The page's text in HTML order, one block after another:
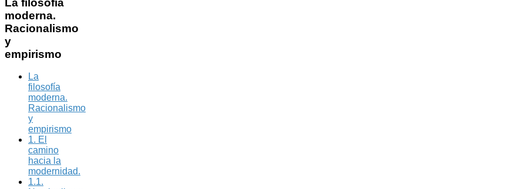
moderna.
Racionalismo
y
empirismo
La
filosofía
moderna.
Racionalismo
y
empirismo
1. El
camino
hacia la
modernidad.
1.1.